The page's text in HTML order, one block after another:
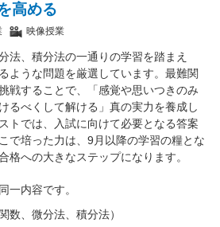
高める
映像授業
法、積分法の一通りの学習を踏まえ
ような問題を厳選しています。最難関
戦することで、「感覚や思いつきのみ
るべくして解ける」真の実力を養成し
トでは、入試に向けて必要となる答案
で培った力は、9月以降の学習の糧とな
格への大きなステップになります。
一内容です。
、微分法、積分法）